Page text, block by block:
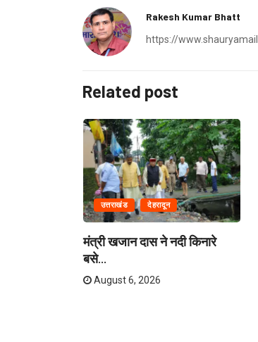
Rakesh Kumar Bhatt
https://
Related post
उत्तराखंड देहरादून
मंत्री खजान दास ने नदी किनारे
बसे...
August 6, 2026